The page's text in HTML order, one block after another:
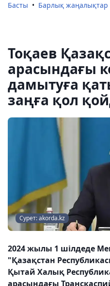
Басты Барлық жаңалықтар
Тоқаев
арасындағы
дамытуға
заңға қол
Сурет: akorda.kz
2024 жылы 1 шілдеде
"Қазақстан
Қытай Халық
арасындағы